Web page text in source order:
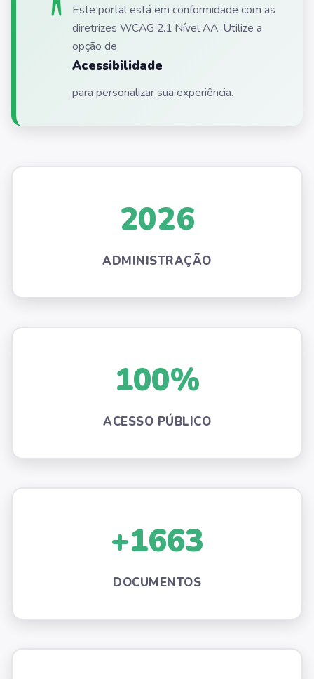
Este portal está em conformidade com as
diretrizes WCAG 2.1 Nível AA. Utilize a
opção de
Acessibilidade
para personalizar sua experiência.
2026
ADMINISTRAÇÃO
100%
ACESSO PÚBLICO
+1663
DOCUMENTOS